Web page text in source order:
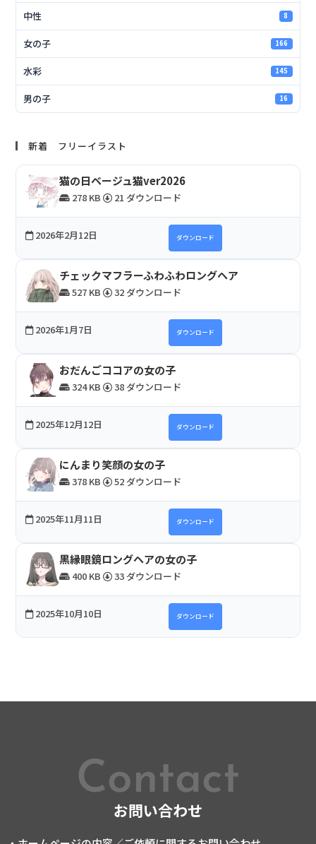
中性 8
女の子 166
水彩 145
男の子 16
新着 フリーイラスト
猫の日ベージュ猫ver2026
278 KB 21 ダウンロード
2026年2月12日 ダウンロード
チェックマフラーふわふわロングヘア
527 KB 32 ダウンロード
2026年1月7日 ダウンロード
おだんごココアの女の子
324 KB 38 ダウンロード
2025年12月12日 ダウンロード
にんまり笑顔の女の子
378 KB 52 ダウンロード
2025年11月11日 ダウンロード
黒縁眼鏡ロングヘアの女の子
400 KB 33 ダウンロード
2025年10月10日 ダウンロード
Contact
お問い合わせ